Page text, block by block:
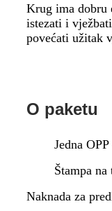
Krug ima dobru
istezati i
povećati užitak
O paketu
Jedna
Štampa
Naknada za